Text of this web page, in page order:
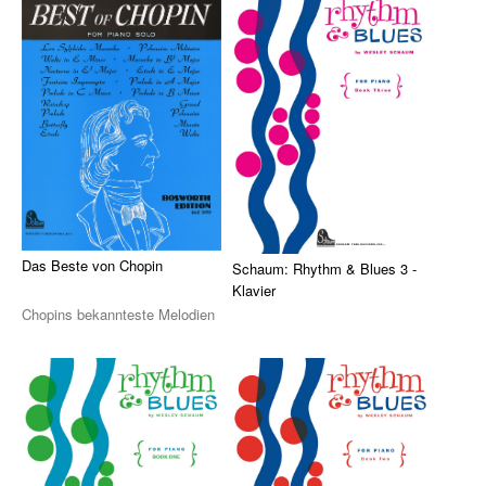
Die Sevcik-Methode
Violine
Viola / Bratsche
Cello
Kontrabass
Nur Für Anfänger
Essential Elements
Peermusic
Songbooks
Version ...
Version ...
Das Beste von Chopin
Chopins bekannteste Melodien
für Klavie ...
Schaum: Rhythm & Blues 3 -
Klavier
Klavierpädagogik aus 1971 von
Wesley Schaum. 15 kle ...